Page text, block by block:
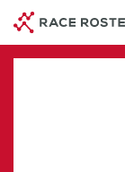
Passer
contenu
principal